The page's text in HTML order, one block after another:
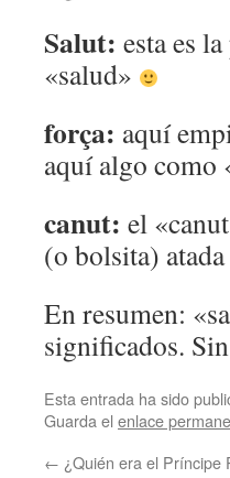
Salut: esta es
«salud»
força: aquí
aquí algo como
canut: el
(o bolsita)
En resumen:
significados.
Esta entrada ha sido
Guarda el enlace
← ¿Quién era el Príncipe